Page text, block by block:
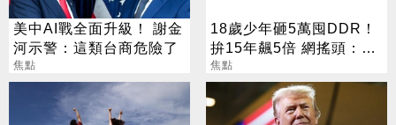
美中AI戰全面升級！ 謝金
河示警：這類台商危險了
焦點
18歲少年砸5萬囤DDR！
拚15年飆5倍 網搖頭：會
報廢
焦點